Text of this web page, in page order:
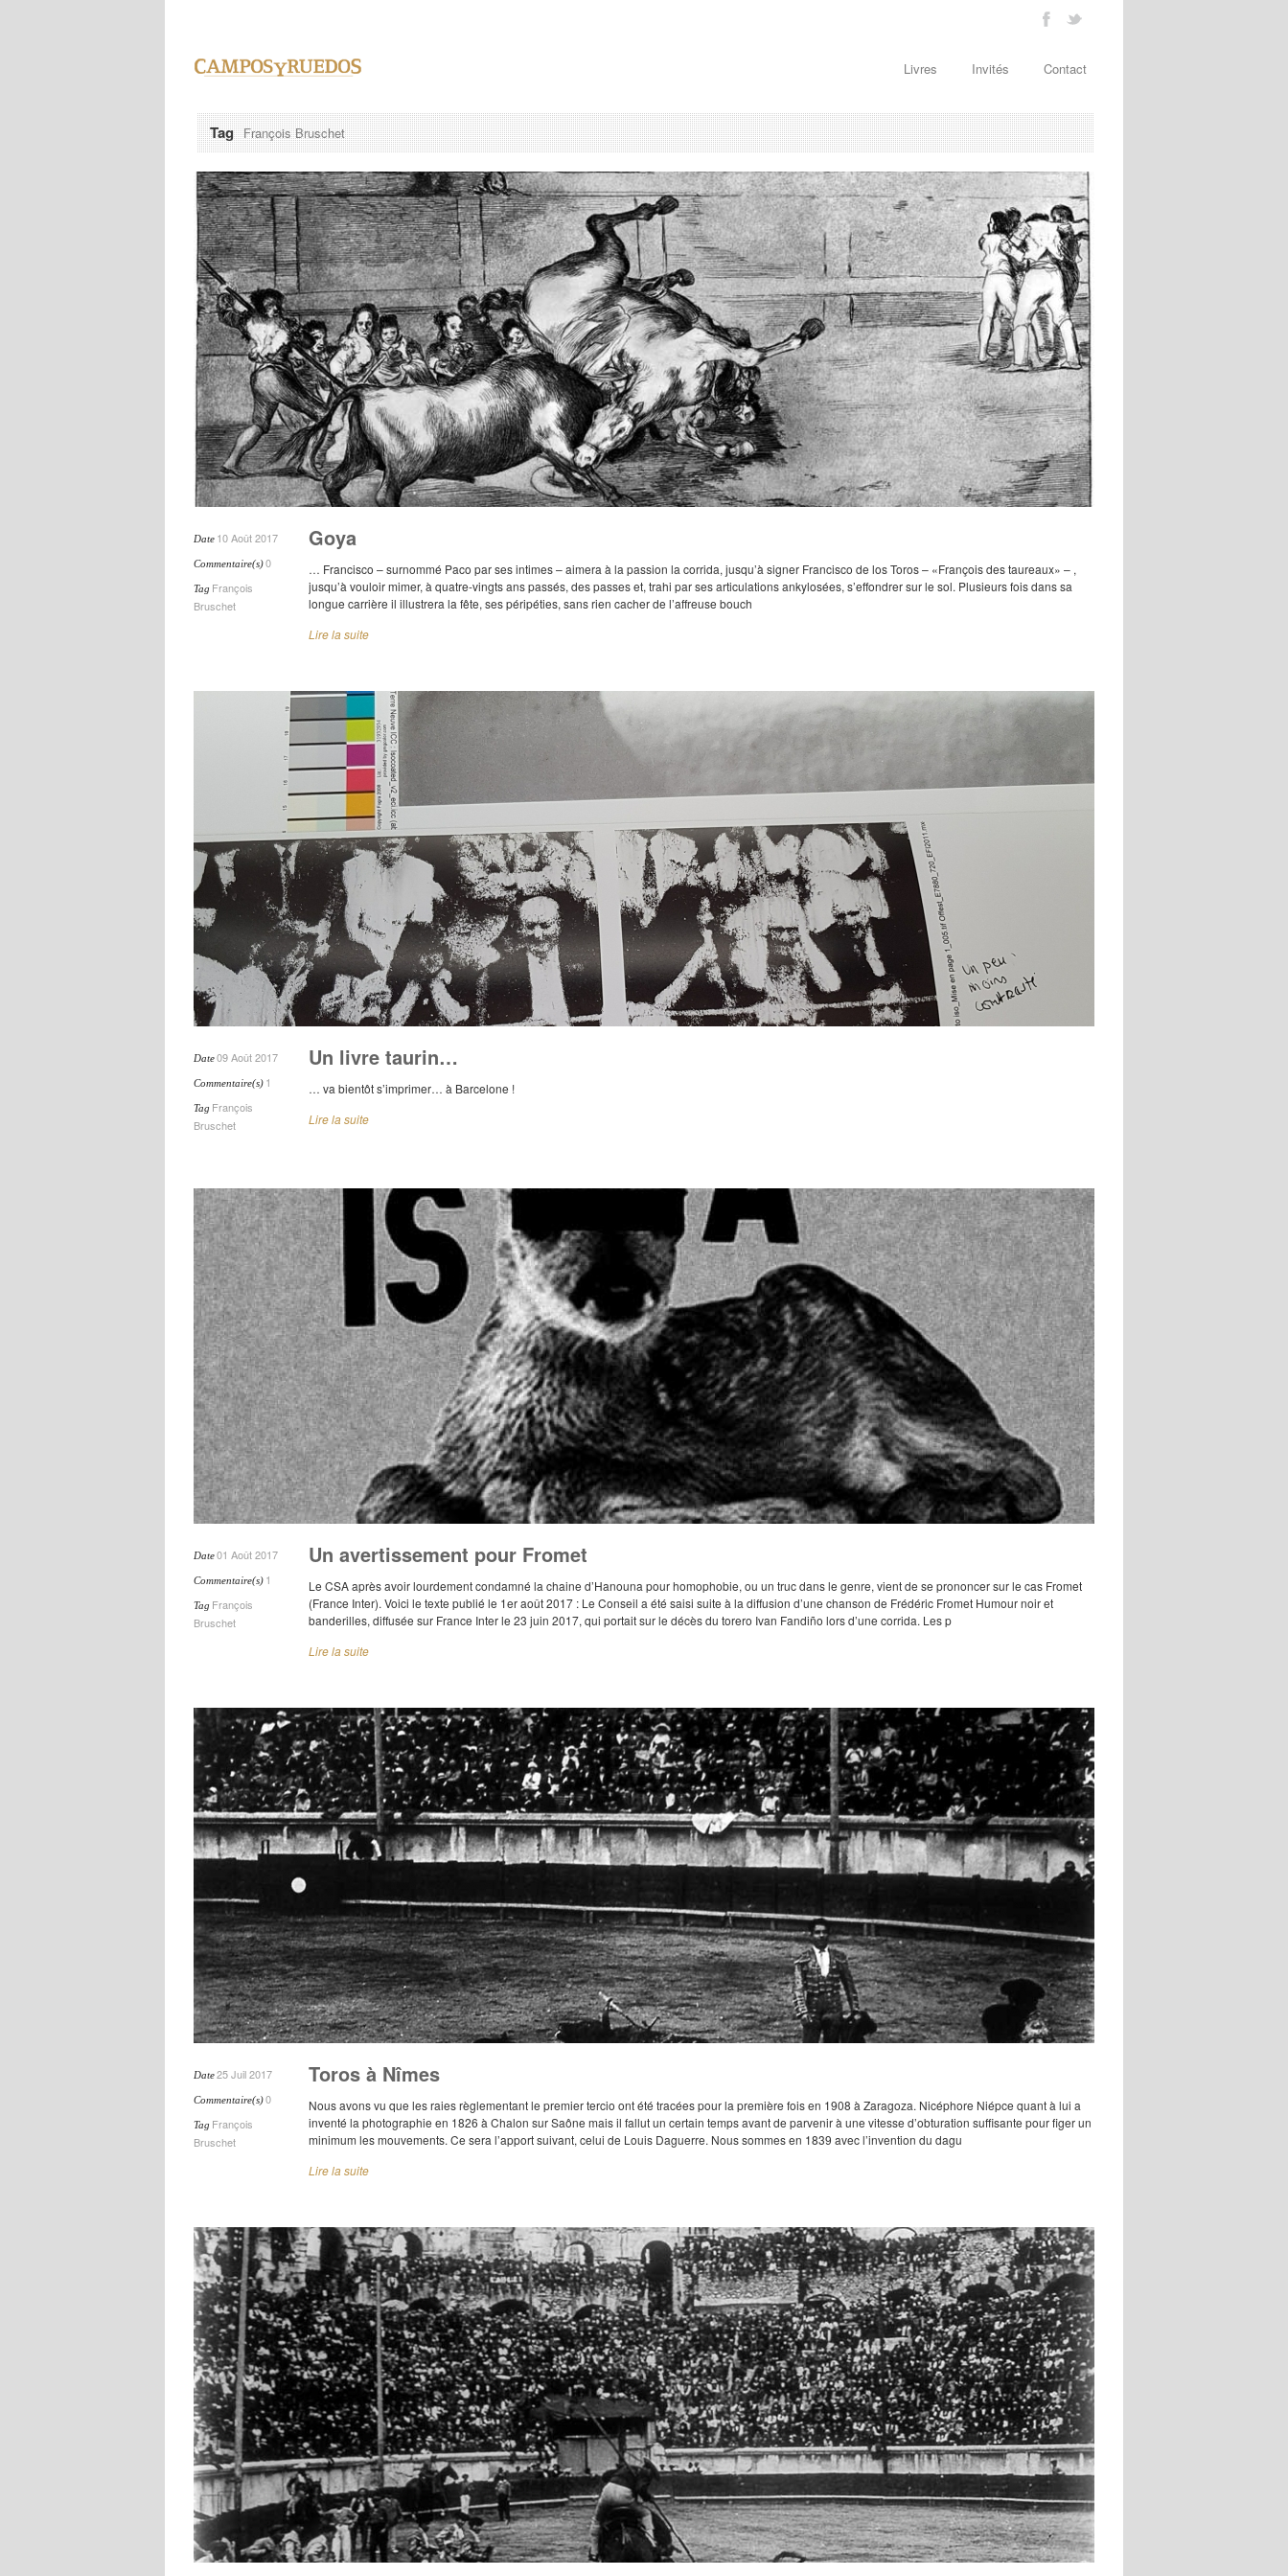
Livres Invités Contact
Tag François Bruschet
Date 10 Août 2017
Commentaire(s)0
Tag François
Bruschet
Goya
… Francisco – surnommé Paco par ses intimes – aimera à la passion la corrida, jusqu’à signer Francisco de los Toros – «François des taureaux» – ,
jusqu’à vouloir mimer, à quatre-vingts ans passés, des passes et, trahi par ses articulations ankylosées, s’effondrer sur le sol. Plusieurs fois dans sa
longue carrière il illustrera la fête, ses péripéties, sans rien cacher de l’affreuse bouch
Lire la suite
Date09 Août 2017
Commentaire(s) 1
Tag François
Bruschet
Un livre taurin…
… va bientôt s’imprimer… à Barcelone !
Lire la suite
Date01 Août 2017
Commentaire(s) 1
Tag François
Bruschet
Un avertissement pour Fromet
Le CSA après avoir lourdement condamné la chaine d’Hanouna pour homophobie, ou un truc dans le genre, vient de se prononcer sur le cas Fromet
(France Inter). Voici le texte publié le 1er août 2017 : Le Conseil a été saisi suite à la diffusion d’une chanson de Frédéric Fromet Humour noir et
banderilles, diffusée sur France Inter le 23 juin 2017, qui portait sur le décès du torero Ivan Fandiño lors d’une corrida. Les p
Lire la suite
Date25 Juil 2017
Commentaire(s)0
Tag François
Bruschet
Toros à Nîmes
Nous avons vu que les raies règlementant le premier tercio ont été tracées pour la première fois en 1908 à Zaragoza. Nicéphore Niépce quant à lui a
inventé la photographie en 1826 à Chalon sur Saône mais il fallut un certain temps avant de parvenir à une vitesse d’obturation suffisante pour figer un
minimum les mouvements. Ce sera l’apport suivant, celui de Louis Daguerre. Nous sommes en 1839 avec l’invention du dagu
Lire la suite